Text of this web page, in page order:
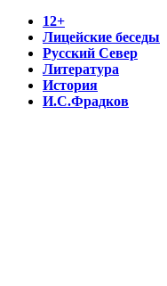
12+
Лицейские беседы
Русский Север
Литература
История
И.С.Фрадков